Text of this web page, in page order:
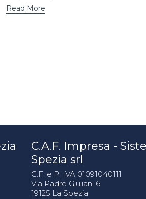
Read More
C.A.F. Impresa -
Spezia srl
C.F. e P. IVA 01091040111
Via Padre Giuliani 6
19125 La Spezia